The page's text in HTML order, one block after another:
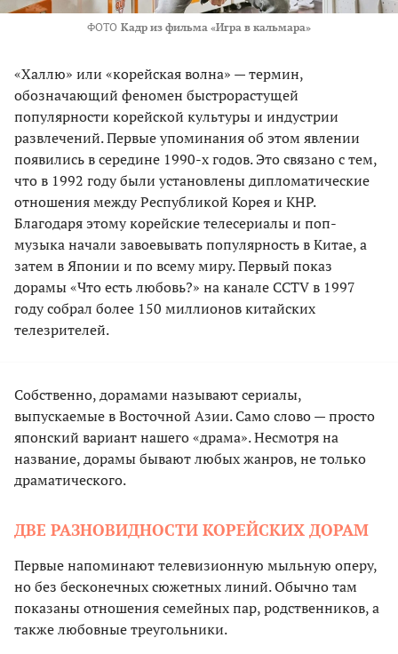
ФОТО Кадр из фильма «Игра в кальмара»
«Халлю» или «корейская волна» — термин,
обозначающий феномен быстрорастущей
популярности корейской культуры и индустрии
развлечений. Первые упоминания об этом явлении
появились в середине 1990-х годов. Это связано с тем,
что в 1992 году были установлены дипломатические
отношения между Республикой Корея и КНР.
Благодаря этому корейские телесериалы и поп-
музыка начали завоевывать популярность в Китае, а
затем в Японии и по всему миру. Первый показ
дорамы «Что есть любовь?» на канале CCTV в 1997
году собрал более 150 миллионов китайских
телезрителей.
Собственно, дорамами называют сериалы,
выпускаемые в Восточной Азии. Само слово — просто
японский вариант нашего «драма». Несмотря на
название, дорамы бывают любых жанров, не только
драматического.
ДВЕ РАЗНОВИДНОСТИ КОРЕЙСКИХ ДОРАМ
Первые напоминают телевизионную мыльную оперу,
но без бесконечных сюжетных линий. Обычно там
показаны отношения семейных пар, родственников, а
также любовные треугольники.